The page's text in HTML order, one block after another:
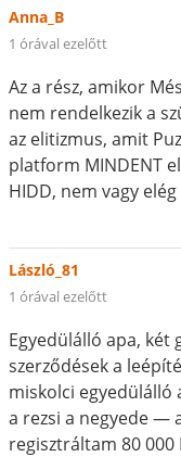
Anna_B
1 órával ezelőtt
Az a rész, amikor
nem rendelkezik a
az elitizmus, amit
platform MINDENT
HIDD, nem vagy
László_81
1 órával ezelőtt
Egyedülálló apa, két
szerződések a
miskolci egyedülálló
a rezsi a negyede —
regisztráltam 80 000